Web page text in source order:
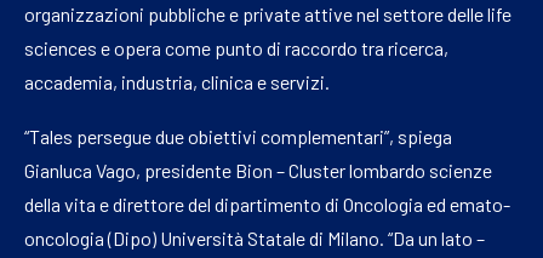
organizzazioni pubbliche e private attive nel settore delle life
sciences e opera come punto di raccordo tra ricerca,
accademia, industria, clinica e servizi.
“Tales persegue due obiettivi complementari”, spiega
Gianluca Vago, presidente Bion – Cluster lombardo scienze
della vita e direttore del dipartimento di Oncologia ed emato-
oncologia (Dipo) Università Statale di Milano. “Da un lato –